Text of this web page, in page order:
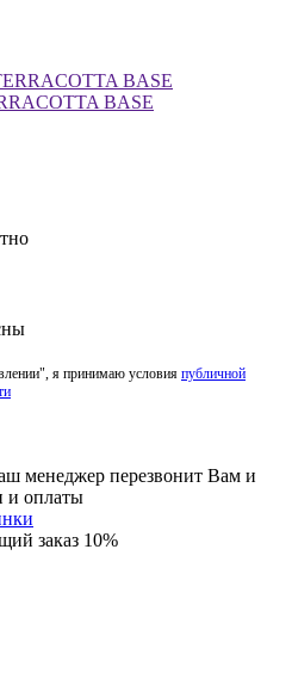
BASE
я принимаю условия публичной
менеджер перезвонит Вам и
и оплаты
заказ 10%